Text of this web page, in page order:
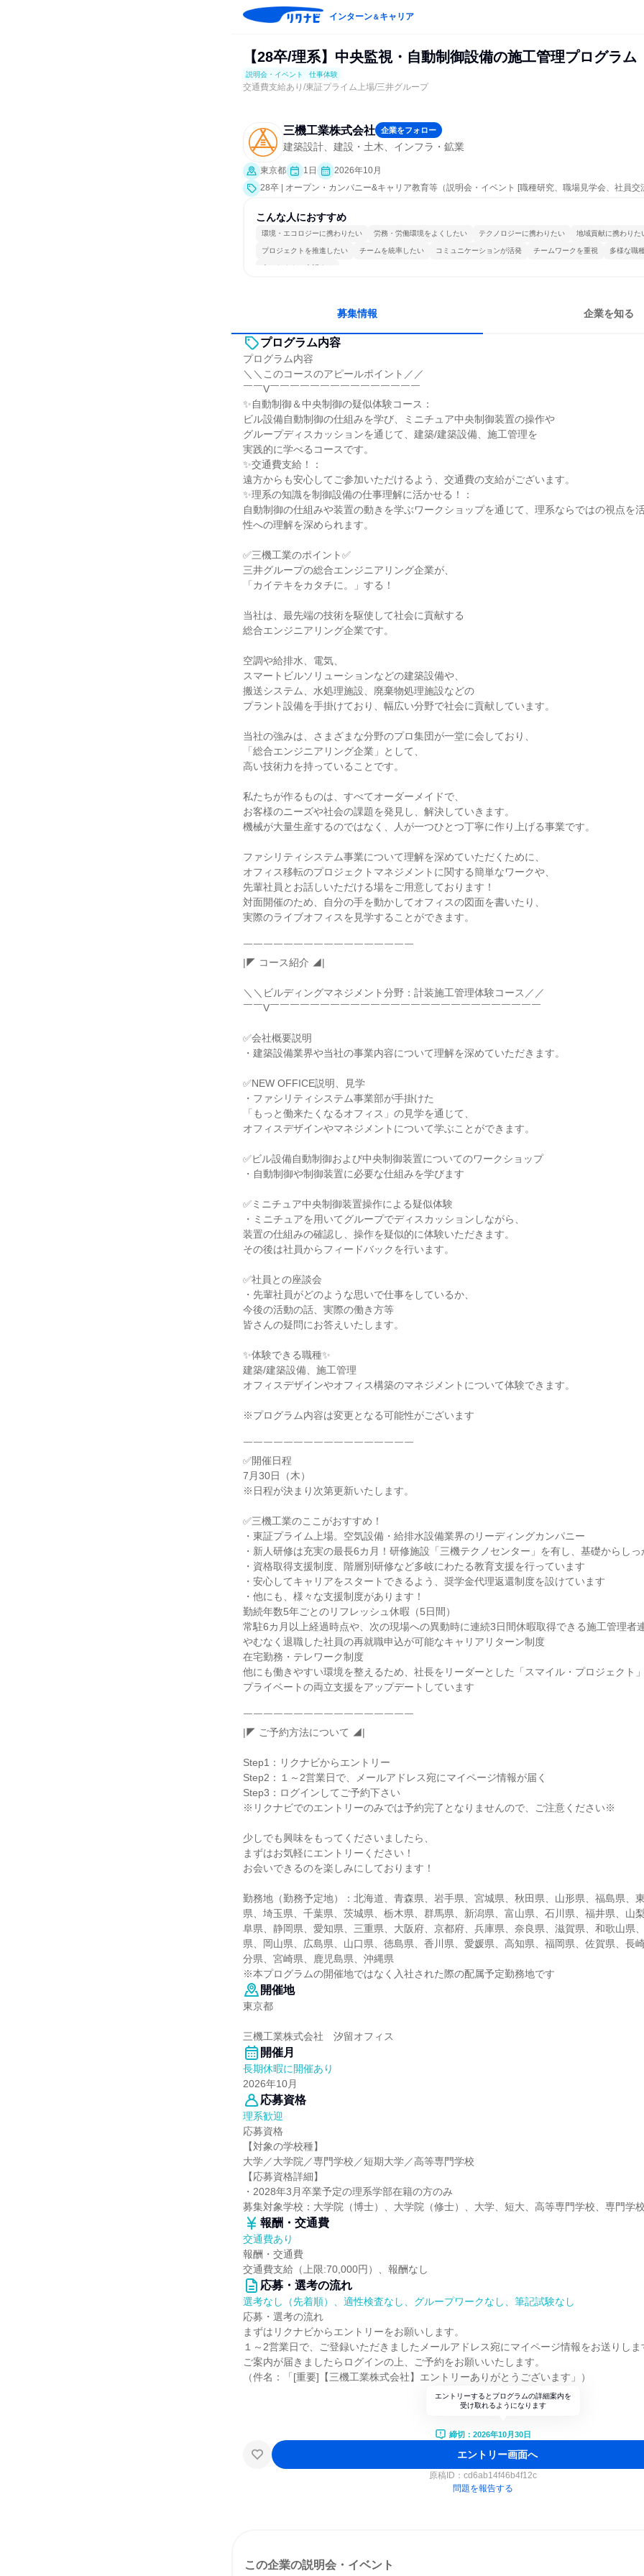
インターン＆キャリア
【28卒/理系】中央監視・自動制御設備の施工管理プログラム
説明会・イベント 仕事体験
交通費支給あり/東証プライム上場/三井グループ
三機工業株式会社 企業をフォロー
建築設計、建設・土木、インフラ・鉱業
東京都 1日
2026年10月
28卒 | オープン・カンパニー&キャリア教育等（説明会・イベント [職種研究、職場見学会、社員交
こんな人におすすめ
環境・エコロジーに携わりたい 労務・労働環境をよくしたい テクノロジーに携わりたい 地域貢献に携わりた
プロジェクトを推進したい チームを統率したい コミュニケーションが活発 チームワークを重視 多様な職
人とたくさん会話する
募集情報 企業を知る
プログラム内容
プログラム内容
＼＼このコースのアピールポイント／／
￣￣V￣￣￣￣￣￣￣￣￣￣￣￣￣￣￣
✨自動制御＆中央制御の疑似体験コース：
ビル設備自動制御の仕組みを学び、ミニチュア中央制御装置の操作や
グループディスカッションを通じて、建築/建築設備、施工管理を
実践的に学べるコースです。
✨交通費支給！：
遠方からも安心してご参加いただけるよう、交通費の支給がございます。
✨理系の知識を制御設備の仕事理解に活かせる！：
自動制御の仕組みや装置の動きを学ぶワークショップを通じて、理系ならではの視点を
性への理解を深められます。
✅三機工業のポイント✅
三井グループの総合エンジニアリング企業が、
「カイテキをカタチに。」する！
当社は、最先端の技術を駆使して社会に貢献する
総合エンジニアリング企業です。
空調や給排水、電気、
スマートビルソリューションなどの建築設備や、
搬送システム、水処理施設、廃棄物処理施設などの
プラント設備を手掛けており、幅広い分野で社会に貢献しています。
当社の強みは、さまざまな分野のプロ集団が一堂に会しており、
「総合エンジニアリング企業」として、
高い技術力を持っていることです。
私たちが作るものは、すべてオーダーメイドで、
お客様のニーズや社会の課題を発見し、解決していきます。
機械が大量生産するのではなく、人が一つひとつ丁寧に作り上げる事業です。
ファシリティシステム事業について理解を深めていただくために、
オフィス移転のプロジェクトマネジメントに関する簡単なワークや、
先輩社員とお話しいただける場をご用意しております！
対面開催のため、自分の手を動かしてオフィスの図面を書いたり、
実際のライブオフィスを見学することができます。
￣￣￣￣￣￣￣￣￣￣￣￣￣￣￣￣￣
|◤ コース紹介 ◢|
＼＼ビルディングマネジメント分野：計装施工管理体験コース／／
￣￣V￣￣￣￣￣￣￣￣￣￣￣￣￣￣￣￣￣￣￣￣￣￣￣￣￣￣￣
✅会社概要説明
・建築設備業界や当社の事業内容について理解を深めていただきます。
✅NEW OFFICE説明、見学
・ファシリティシステム事業部が手掛けた
「もっと働来たくなるオフィス」の見学を通じて、
オフィスデザインやマネジメントについて学ぶことができます。
✅ビル設備自動制御および中央制御装置についてのワークショップ
・自動制御や制御装置に必要な仕組みを学びます
✅ミニチュア中央制御装置操作による疑似体験
・ミニチュアを用いてグループでディスカッションしながら、
装置の仕組みの確認し、操作を疑似的に体験いただきます。
その後は社員からフィードバックを行います。
✅社員との座談会
・先輩社員がどのような思いで仕事をしているか、
今後の活動の話、実際の働き方等
皆さんの疑問にお答えいたします。
✨体験できる職種✨
建築/建築設備、施工管理
オフィスデザインやオフィス構築のマネジメントについて体験できます。
※プログラム内容は変更となる可能性がございます
￣￣￣￣￣￣￣￣￣￣￣￣￣￣￣￣￣
✅開催日程
7月30日（木）
※日程が決まり次第更新いたします。
✅三機工業のここがおすすめ！
・東証プライム上場。空気設備・給排水設備業界のリーディングカンパニー
・新人研修は充実の最長6カ月！研修施設「三機テクノセンター」を有し、基礎からし
・資格取得支援制度、階層別研修など多岐にわたる教育支援を行っています
・安心してキャリアをスタートできるよう、奨学金代理返還制度を設けています
・他にも、様々な支援制度があります！
勤続年数5年ごとのリフレッシュ休暇（5日間）
常駐6カ月以上経過時点や、次の現場への異動時に連続3日間休暇取得できる施工管理者
やむなく退職した社員の再就職申込が可能なキャリアリターン制度
在宅勤務・テレワーク制度
他にも働きやすい環境を整えるため、社長をリーダーとした「スマイル・プロジェクト
プライベートの両立支援をアップデートしています
￣￣￣￣￣￣￣￣￣￣￣￣￣￣￣￣￣
|◤ ご予約方法について ◢|
Step1：リクナビからエントリー
Step2：１～2営業日で、メールアドレス宛にマイページ情報が届く
Step3：ログインしてご予約下さい
※リクナビでのエントリーのみでは予約完了となりませんので、ご注意ください※
少しでも興味をもってくださいましたら、
まずはお気軽にエントリーください！
お会いできるのを楽しみにしております！
勤務地（勤務予定地）：北海道、青森県、岩手県、宮城県、秋田県、山形県、福島県、
県、埼玉県、千葉県、茨城県、栃木県、群馬県、新潟県、富山県、石川県、福井県、山
阜県、静岡県、愛知県、三重県、大阪府、京都府、兵庫県、奈良県、滋賀県、和歌山県
県、岡山県、広島県、山口県、徳島県、香川県、愛媛県、高知県、福岡県、佐賀県、長
分県、宮崎県、鹿児島県、沖縄県
※本プログラムの開催地ではなく入社された際の配属予定勤務地です
開催地
東京都
三機工業株式会社 汐留オフィス
開催月
長期休暇に開催あり
2026年10月
応募資格
理系歓迎
応募資格
【対象の学校種】
大学／大学院／専門学校／短期大学／高等専門学校
【応募資格詳細】
・2028年3月卒業予定の理系学部在籍の方のみ
募集対象学校：大学院（博士）、大学院（修士）、大学、短大、高等専門学校、専門学校
報酬・交通費
交通費あり
報酬・交通費
交通費支給（上限:70,000円）、報酬なし
応募・選考の流れ
選考なし（先着順）、適性検査なし、グループワークなし、筆記試験なし
応募・選考の流れ
まずはリクナビからエントリーをお願いします。
１～2営業日で、ご登録いただきましたメールアドレス宛にマイページ情報をお送りしま
ご案内が届きましたらログインの上、ご予約をお願いいたします。
（件名：「[重要]【三機工業株式会社】エントリーありがとうございます」）
エントリーするとプログラムの詳細案内を
受け取れるようになります
締切：2026年10月30日
エントリー画面へ
原稿ID： cd6ab14f46b4f12c
問題を報告する
この企業の説明会・イベント